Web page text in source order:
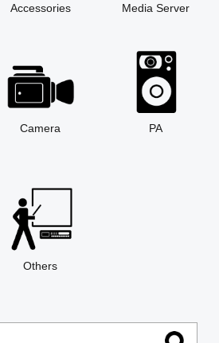
Accessories Media Server
Camera PA
Others